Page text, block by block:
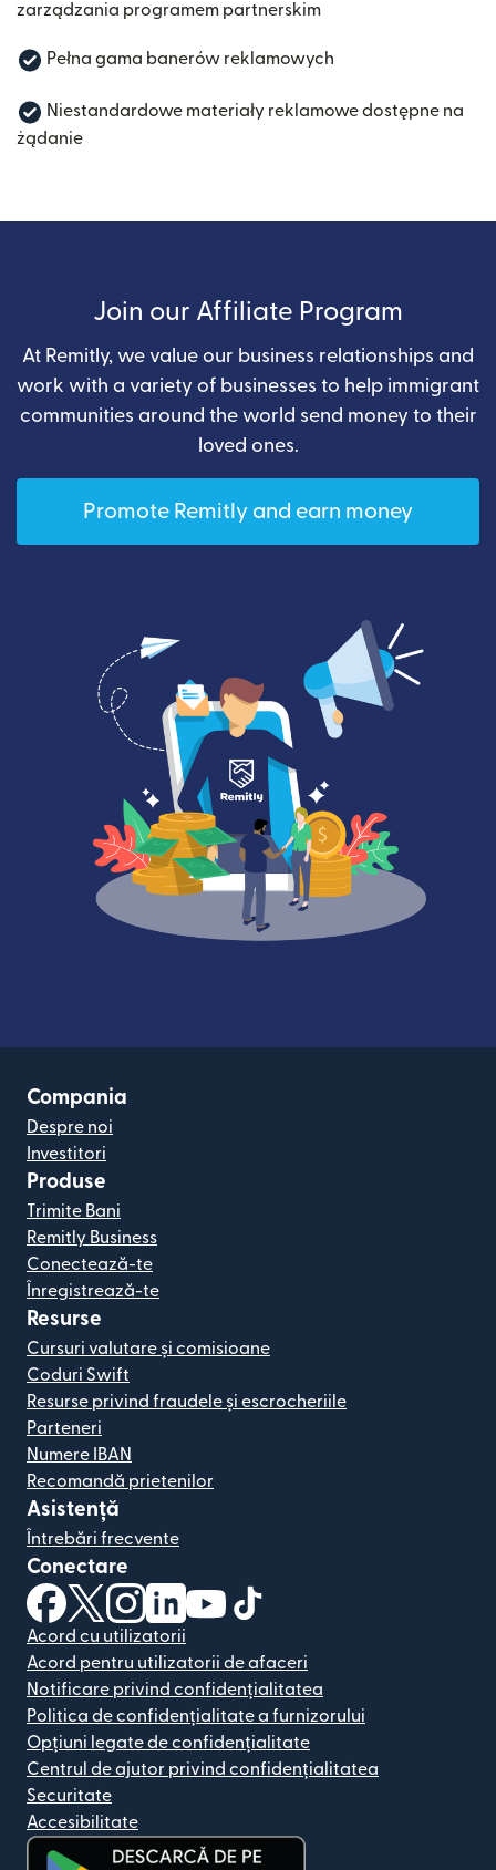
zarządzania programem partnerskim
Pełna gama banerów reklamowych
Niestandardowe materiały reklamowe dostępne na
żądanie
Join our Affiliate Program
At Remitly, we value our business relationships and
work with a variety of businesses to help immigrant
communities around the world send money to their
loved ones.
Promote Remitly and earn money
Compania
Despre noi
Investitori
Produse
Trimite Bani
Remitly Business
Conectează-te
Înregistrează-te
Resurse
Cursuri valutare și comisioane
Coduri Swift
Resurse privind fraudele și escrocheriile
Parteneri
Numere IBAN
Recomandă prietenilor
Asistență
Întrebări frecvente
Conectare
(se deschide într-o fereastră nouă)
(se deschide într-o fereastră nouă)
(se deschide într-o fereastră nouă)
(se deschide într-o fereastră nouă)
(se deschide într-o fereastră
Acord cu utilizatorii
Acord pentru utilizatorii de afaceri
Notificare privind confidențialitatea
Politica de confidențialitate a furnizorului
Opțiuni legate de confidențialitate
Centrul de ajutor privind confidențialitatea
Securitate
Accesibilitate